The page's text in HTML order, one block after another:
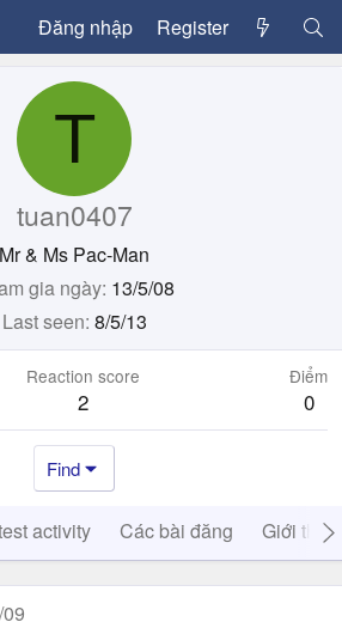
Đăng nhập Register
T
tuan0407
Mr & Ms Pac-Man
gia ngày 13/5/08
Last seen 8/5/13
Reaction score
2
Điểm
0
Find
activity Các bài đăng Giới thiệu